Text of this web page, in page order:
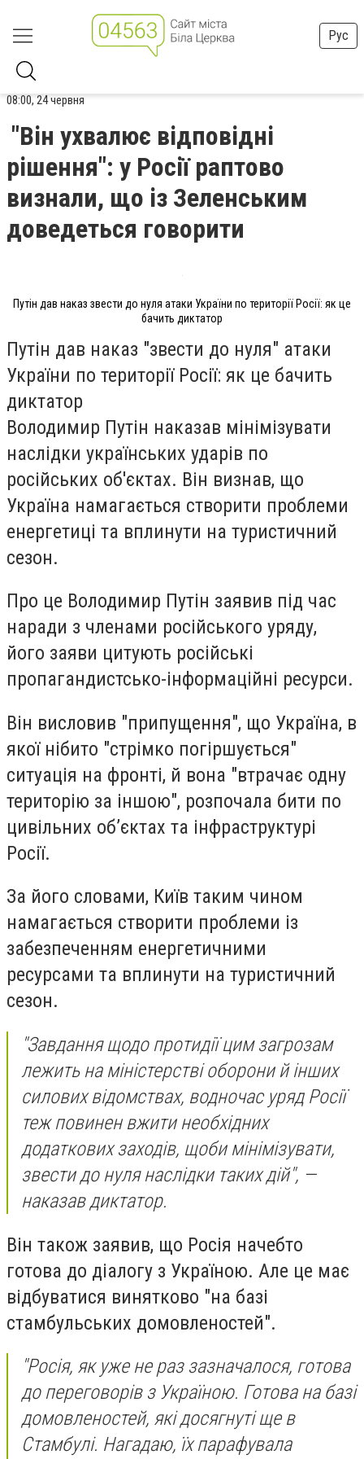
Рус
08:00, 24 червня
"Він ухвалює відповідні
рішення": у Росії раптово
визнали, що із Зеленським
доведеться говорити
Путін дав наказ звести до нуля атаки України по території Росії: як це
бачить диктатор
Путін дав наказ "звести до нуля" атаки
України по території Росії: як це бачить
диктатор
Володимир Путін наказав мінімізувати
наслідки українських ударів по
російських об'єктах. Він визнав, що
Україна намагається створити проблеми
енергетиці та вплинути на туристичний
сезон.
Про це Володимир Путін заявив під час
наради з членами російського уряду,
його заяви цитують російські
пропагандистсько-інформаційні ресурси.
Він висловив "припущення", що Україна, в
якої нібито "стрімко погіршується"
ситуація на фронті, й вона "втрачає одну
територію за іншою", розпочала бити по
цивільних об’єктах та інфраструктурі
Росії.
За його словами, Київ таким чином
намагається створити проблеми із
забезпеченням енергетичними
ресурсами та вплинути на туристичний
сезон.
"Завдання щодо протидії цим загрозам
лежить на міністерстві оборони й інших
силових відомствах, водночас уряд Росії
теж повинен вжити необхідних
додаткових заходів, щоби мінімізувати,
звести до нуля наслідки таких дій", —
наказав диктатор.
Він також заявив, що Росія начебто
готова до діалогу з Україною. Але це має
відбуватися винятково "на базі
стамбульських домовленостей".
"Росія, як уже не раз зазначалося, готова
до переговорів з Україною. Готова на базі
домовленостей, які досягнуті ще в
Стамбулі. Нагадаю, їх парафувала